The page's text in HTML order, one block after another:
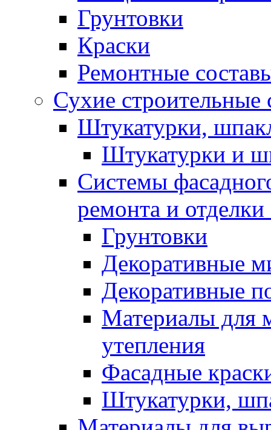
Грунтовки
Краски
Ремонтные
Сухие
Штукатурки,
Штукатурки и
Системы
ремонта и отделки
Грунтовки
Декоративные
Декоративные
Материалы для
утепления
Фасадные
Штукатурки,